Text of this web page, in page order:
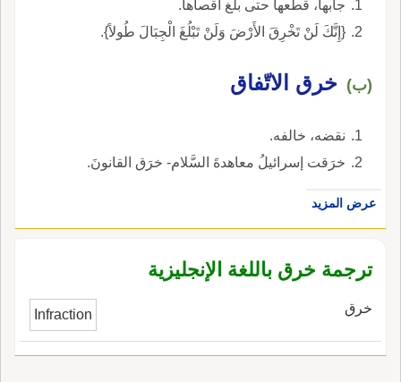
جابها، قطعها حتى بلغ أقصاها.
{إِنَّكَ لَنْ تَخْرِقَ الأَرْضَ وَلَنْ تَبْلُغَ الْجِبَالَ طُولاً}.
(ب) خرق الاتّفاق
نقضه، خالفه.
خرَقت إسرائيلُ معاهدةَ السَّلام- خرَق القانونَ.
عرض المزيد
ترجمة خرق باللغة الإنجليزية
خرق Infraction